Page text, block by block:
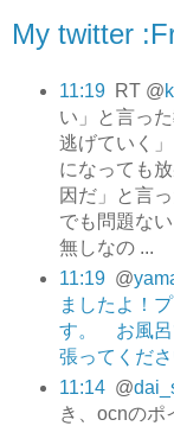
My twitter
11:19 RT @
い」と言っ
逃げていく
になっても
因だ」と言
でも問題な
無しなの ...
11:19 @
ましたよ！
す。 お風呂
張ってくださ
11:14 @
き、ocnのポ